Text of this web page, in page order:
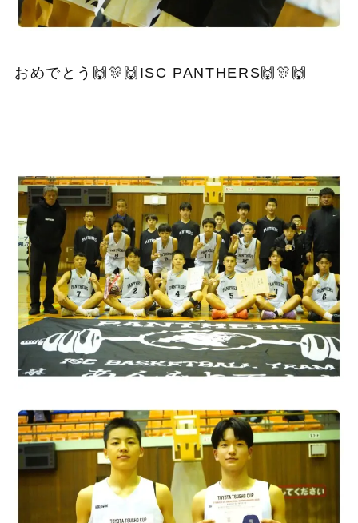
おめでとう🙌🎊🙌ISC PANTHERS🙌🎊🙌